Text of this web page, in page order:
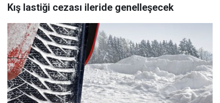
Kış lastiği cezası ileride genelleşecek